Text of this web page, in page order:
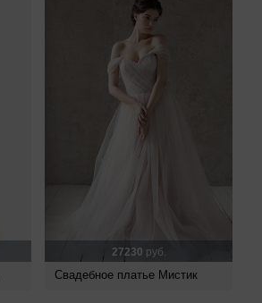
27230 руб.
Свадебное платье Мистик